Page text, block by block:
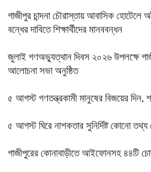
গাজীপুর চান্দনা চৌরাস্তায় আবাসিক হোটেলে
বন্ধের দাবিতে শিক্ষার্থীদের মানববন্ধন
জুলাই গণঅভ্যুত্থান দিবস ২০২৬ উপলক্ষে
আলোচনা সভা অনুষ্ঠিত
৫ আগস্ট গণতন্ত্রকামী মানুষের বিজয়ের দিন,
৫ আগস্ট ঘিরে নাশকতার সুনির্দিষ্ট কোনো তথ্য
গাজীপুরের কোনাবাড়ীতে আইফোনসহ ৪৪টি